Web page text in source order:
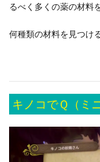
るべく多くの薬の材料
何種類の材料を見つけ
キノコでＱ（ミ